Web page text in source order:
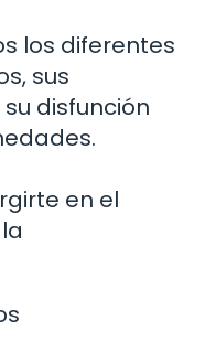
los diferentes
sus
disfunción
en el